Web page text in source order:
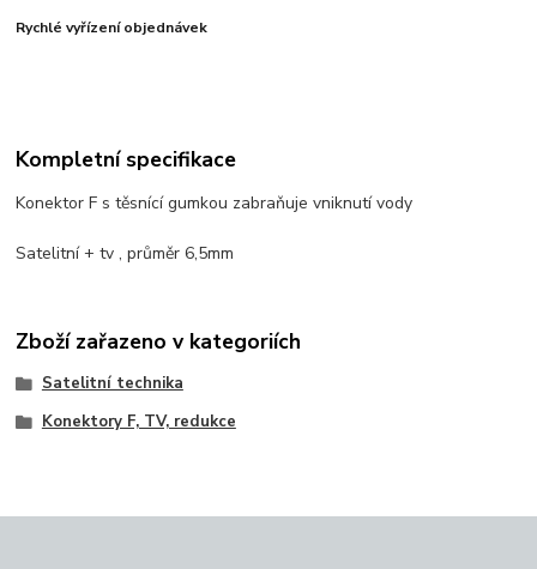
Rychlé vyřízení objednávek
Kompletní specifikace
Konektor F s těsnící gumkou zabraňuje vniknutí vody
Satelitní + tv , průměr 6,5mm
Zboží zařazeno v kategoriích
Satelitní technika
Konektory F, TV, redukce